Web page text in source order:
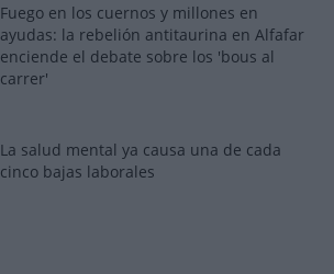
Fuego en los cuernos y millones en
ayudas: la rebelión antitaurina en Alfafar
enciende el debate sobre los 'bous al
carrer'
La salud mental ya causa una de cada
cinco bajas laborales